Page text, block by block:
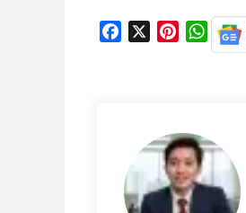
k
r
e
s
t
W
h
A
p